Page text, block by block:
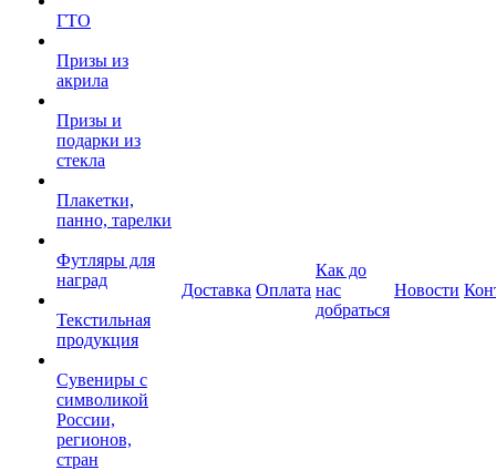
ГТО
Призы из
акрила
Призы и
подарки из
стекла
Плакетки,
панно, тарелки
Футляры для
наград
Текстильная
продукция
Сувениры с
символикой
России,
регионов,
стран
Доставка Оплата
Как до
нас
добраться
Новости